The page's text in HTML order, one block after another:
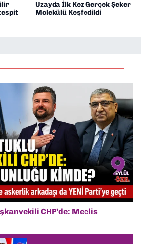
Uzayda İlk Kez Gerçek Şeker
Molekülü Keşfedildi
CHP’de: Meclis